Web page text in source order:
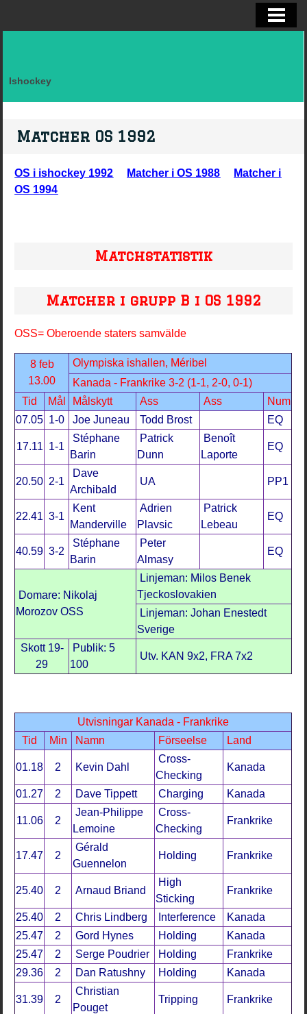
BRYNÄS SPELARSTATISTIK
Ishockey
Matcher OS 1992
OS i ishockey 1992 Matcher i OS 1988
Matcher i
OS 1994
Matchstatistik
Matcher i grupp B i OS 1992
OSS= Oberoende staters samvälde
8 feb
13.00
Olympiska ishallen, Méribel
Kanada - Frankrike 3-2 (1-1, 2-0, 0-1)
Tid
Mål Målskytt Ass Ass
Num
07.05 1-0 Joe Juneau Todd Brost EQ
17.11 1-1
Stéphane
Barin
Patrick
Dunn
Benoît
Laporte
EQ
20.50 2-1
Dave
Archibald
UA PP1
22.41 3-1
Kent
Manderville
Adrien
Plavsic
Patrick
Lebeau
EQ
40.59 3-2
Stéphane
Barin
Peter
Almasy
EQ
Domare: Nikolaj
Morozov OSS
Linjeman: Milos Benek
Tjeckoslovakien
Linjeman: Johan Enestedt
Sverige
Skott 19-
29
Publik: 5
100
Utv. KAN 9x2, FRA 7x2
Utvisningar Kanada - Frankrike
Tid
Min Namn Förseelse Land
01.18 2 Kevin Dahl
Cross-
Checking
Kanada
01.27 2 Dave Tippett Charging Kanada
11.06 2
Jean-Philippe
Lemoine
Cross-
Checking
Frankrike
17.47 2
Gérald
Guennelon
Holding Frankrike
25.40 2 Arnaud Briand
High
Sticking
Frankrike
25.40 2 Chris Lindberg Interference
Kanada
25.47
2 Gord Hynes Holding
Kanada
25.47
2 Serge Poudrier Holding
Frankrike
29.36
2 Dan Ratushny Holding Kanada
31.39 2
Christian
Pouget
Tripping Frankrike